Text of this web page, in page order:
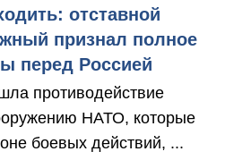
отставной
признал полное
перед Россией
противодействие
НАТО, которые
боевых действий, ...